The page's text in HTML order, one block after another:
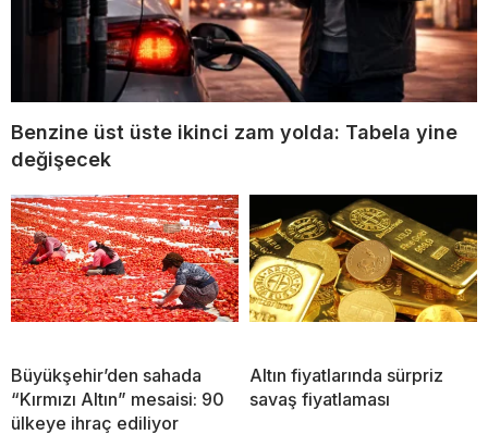
Benzine üst üste ikinci zam yolda: Tabela yine
değişecek
Büyükşehir’den sahada
“Kırmızı Altın” mesaisi: 90
ülkeye ihraç ediliyor
Altın fiyatlarında sürpriz
savaş fiyatlaması